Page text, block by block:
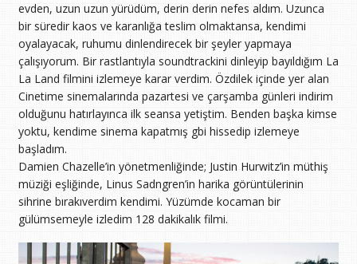
evden, uzun uzun yürüdüm, derin derin nefes aldım. Uzunca
bir süredir kaos ve karanlığa teslim olmaktansa, kendimi
oyalayacak, ruhumu dinlendirecek bir şeyler yapmaya
çalışıyorum. Bir rastlantıyla soundtrackini dinleyip bayıldığım La
La Land filmini izlemeye karar verdim. Özdilek içinde yer alan
Cinetime sinemalarında pazartesi ve çarşamba günleri indirim
olduğunu hatırlayınca ilk seansa yetiştim. Benden başka kimse
yoktu, kendime sinema kapatmış gbi hissedip izlemeye
başladım.
Damien Chazelle’in yönetmenliğinde; Justin Hurwitz’in müthiş
müziği eşliğinde, Linus Sadngren’in harika görüntülerinin
sihrine bırakıverdim kendimi. Yüzümde kocaman bir
gülümsemeyle izledim 128 dakikalık filmi.